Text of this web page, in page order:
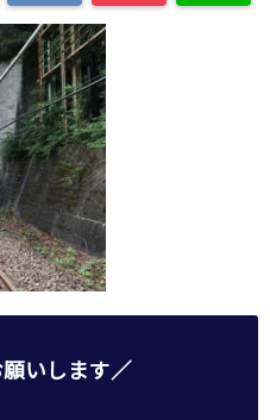
いします／